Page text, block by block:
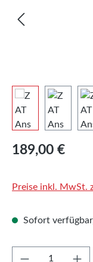
Regulärer Preis:
189,00 €
Preise inkl. MwSt.
Sofort
Produkt